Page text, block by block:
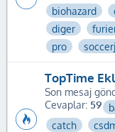
biohazard
diger
pro
TopTime
Son mesaj
Cevaplar: 59
catch